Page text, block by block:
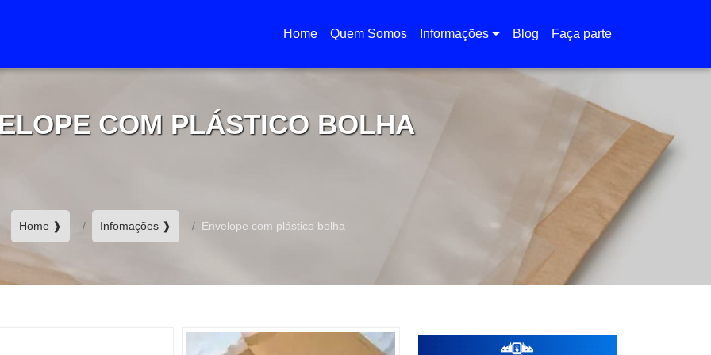
Home
(current)
Quem Somos Informações Blog Faça parte
COM PLÁSTICO BOLHA
Home ❱ Infomações ❱ Envelope com plástico bolha